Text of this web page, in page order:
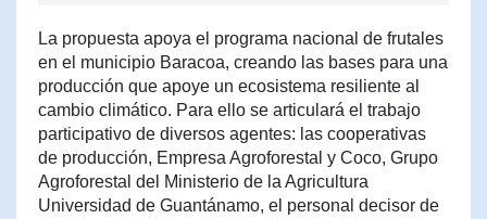
La propuesta apoya el programa nacional de frutales
en el municipio Baracoa, creando las bases para una
producción que apoye un ecosistema resiliente al
cambio climático. Para ello se articulará el trabajo
participativo de diversos agentes: las cooperativas
de producción, Empresa Agroforestal y Coco, Grupo
Agroforestal del Ministerio de la Agricultura
Universidad de Guantánamo, el personal decisor de